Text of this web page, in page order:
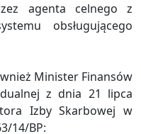
agenta celnego z
obsługującego
Minister Finansów
z dnia 21 lipca
Izby Skarbowej w
14/BP: